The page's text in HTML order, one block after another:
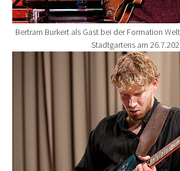
Bertram Burkert als Gast bei der Formation
Stadtgartens am
Show larger version for: